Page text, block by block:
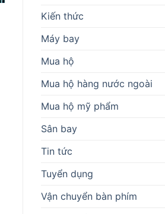
Kiến thức
Máy bay
Mua hộ
Mua hộ hàng nước ngoài
Mua hộ mỹ phẩm
Sân bay
Tin tức
Tuyển dụng
Vận chuyển bàn phím